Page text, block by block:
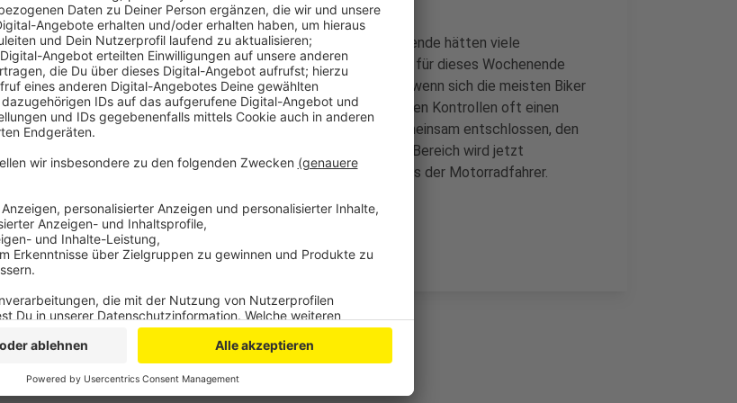
Grund ist die Corona-Pandemie: Bereits am vergangenen Wochenende hätten viele
Motorradfahrer den Parkplatz als Pausenpunkt gewählt und auch für dieses Wochenende
wurde auf Grund des Wetters ein großer Ansturm erwartet. Auch wenn sich die meisten Biker
zuletzt an die Vorgaben zum Corona-Schutz gehalten haben, hätten Kontrollen oft einen
kritischen Andrang gezeigt. Daher haben sich Stadt und Kreis gemeinsam entschlossen, den
Treff dicht zu machen um das Infektionsrisiko zu minimieren. Der Bereich wird jetzt
eingezäunt. Bürgermeister Persian hofft dabei auf das Verständnis der Motorradfahrer.
Anzeige